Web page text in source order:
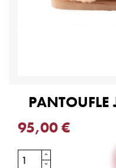
PANTOUFLE
95,00 €